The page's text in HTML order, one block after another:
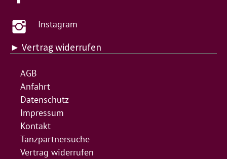
Instagram
► Vertrag widerrufen
AGB
Anfahrt
Datenschutz
Impressum
Kontakt
Tanzpartnersuche
Vertrag widerrufen